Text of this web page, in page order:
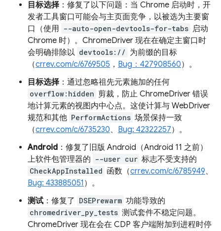
目标选择 ：修复了以下问题：当 Chrome 启动时，开
发者工具窗口可能会与主页面竞争，以被选为主要窗
口（使用 --auto-open-devtools-for-tabs 启动
Chrome 时）。ChromeDriver 现在在确定主窗口时
会明确排除以 devtools:// 为前缀的目标
（crrev.com/c/6769505 ， Bug：427908560）。
目标选择 ：通过忽略祖先元素施加的任何
overflow:hidden 剪裁，防止 ChromeDriver 错误
地计算元素的视图内中心点。这使计算与 WebDriver
规范和其他 PerformActions 场景保持一致
（crrev.com/c/6735230、 Bug: 42322257）。
Android ：修复了旧版 Android（Android 11 之前）
上软件包管理器的 --user cur 标志不受支持的
CheckAppInstalled 函数（crrev.com/c/6785949、
Bug: 433885051 ）。
测试 ：修复了 DSEPrewarm 功能导致的
chromedriver_py_tests 测试套件不稳定问题。
ChromeDriver 现在会在 CDP 客户端附加到进程时停